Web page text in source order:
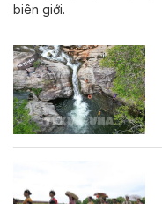
biên giới.